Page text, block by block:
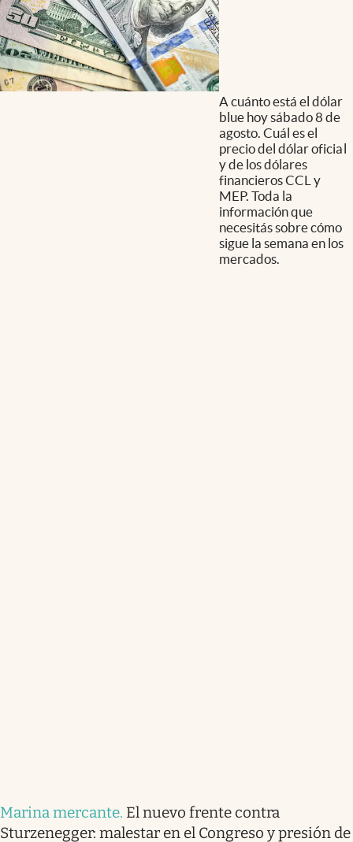
A cuánto está el dólar
blue hoy sábado 8 de
agosto. Cuál es el
precio del dólar oficial
y de los dólares
financieros CCL y
MEP. Toda la
información que
necesitás sobre cómo
sigue la semana en los
mercados.
Marina mercante. El nuevo frente contra
Sturzenegger: malestar en el Congreso y presión de